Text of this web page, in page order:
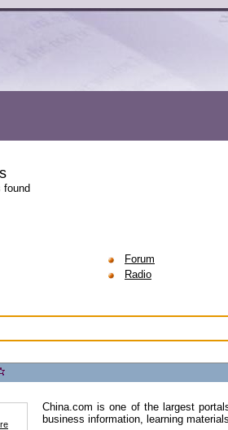
found
Forum
Radio
China.com is one of the largest
business information, learning